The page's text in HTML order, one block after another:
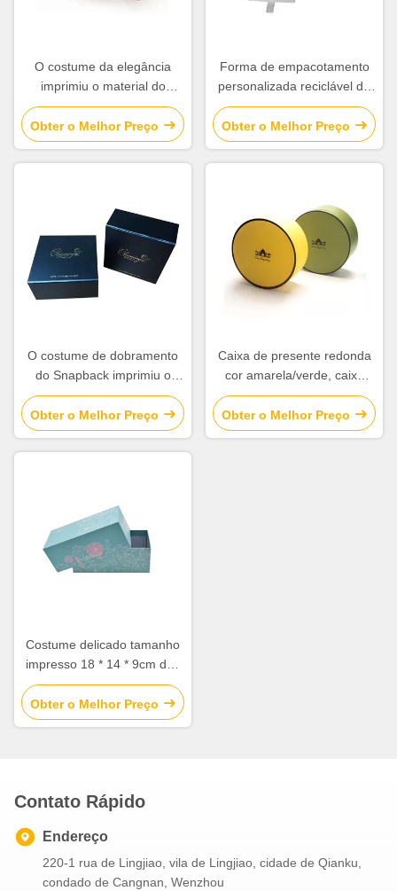
O costume da elegância
imprimiu o material do
cartão das caixas de
presente para o
relógio/vela/chocolate
Obter o Melhor Preço
Forma de empacotamento
personalizada reciclável do
quadrado da gaveta das
caixas para a joia
Obter o Melhor Preço
O costume de dobramento
do Snapback imprimiu o
revestimento matte lustroso
da superfície da laminação
das caixas de presente
Obter o Melhor Preço
Caixa de presente redonda
cor amarela/verde, caixa
atual redonda para o
aniversário/aniversário
Obter o Melhor Preço
Costume delicado tamanho
impresso 18 * 14 * 9cm das
caixas de presente com
tampa e tipo da base
Obter o Melhor Preço
Contato Rápido
Endereço
220-1 rua de Lingjiao, vila de Lingjiao, cidade de Qianku,
condado de Cangnan, Wenzhou